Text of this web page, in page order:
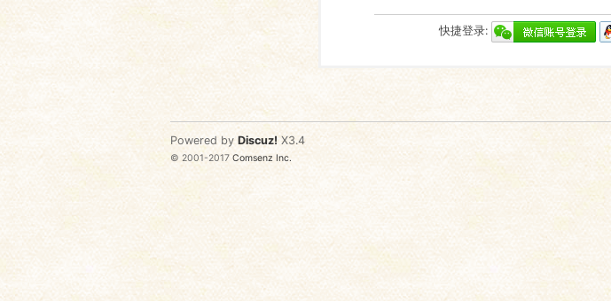
快捷登录:
Powered by Discuz! X3.4
© 2001-2017Comsenz Inc.